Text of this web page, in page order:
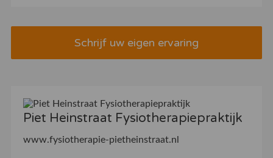
Schrijf uw eigen ervaring
Piet Heinstraat Fysiotherapiepraktijk
www.fysiotherapie-pietheinstraat.nl